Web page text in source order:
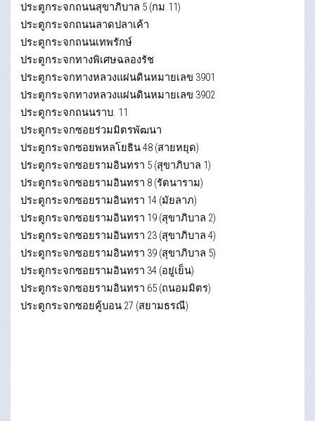
ประตูกระจกถนนสุขาภิบาล 5 (กม.11)
ประตูกระจกถนนลาดปลาเค้า
ประตูกระจกถนนเทพรักษ์
ประตูกระจกทางพิเศษฉลองรัช
ประตูกระจกทางหลวงแผ่นดินหมายเลข 3901
ประตูกระจกทางหลวงแผ่นดินหมายเลข 3902
ประตูกระจกถนนราบ. 11
ประตูกระจกซอยร่วมมิตรพัฒนา
ประตูกระจกซอยพหลโยธิน 48 (สายหยุด)
ประตูกระจกซอยรามอินทรา 5 (สุขาภิบาล 1)
ประตูกระจกซอยรามอินทรา 8 (รัตนาราม)
ประตูกระจกซอยรามอินทรา 14 (มัยลาภ)
ประตูกระจกซอยรามอินทรา 19 (สุขาภิบาล 2)
ประตูกระจกซอยรามอินทรา 23 (สุขาภิบาล 4)
ประตูกระจกซอยรามอินทรา 39 (สุขาภิบาล 5)
ประตูกระจกซอยรามอินทรา 34 (อยู่เย็น)
ประตูกระจกซอยรามอินทรา 65 (ถนอมมิตร)
ประตูกระจกซอยคู้บอน 27 (สยามธรณี)